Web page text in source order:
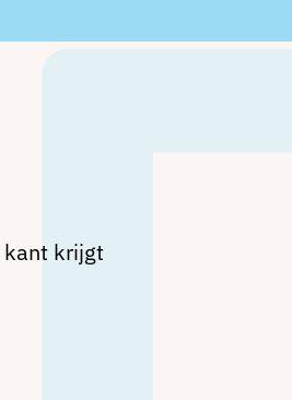
kant krijgt